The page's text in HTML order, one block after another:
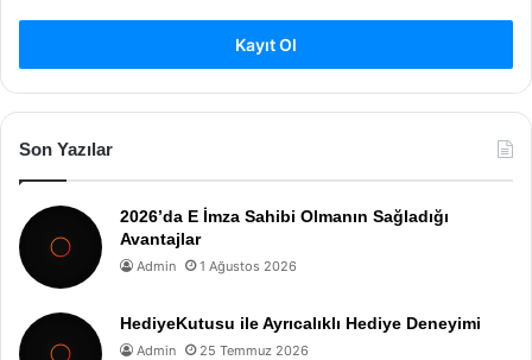
Kayıt Ol
Son Yazılar
2026’da E İmza Sahibi Olmanın Sağladığı
Avantajlar
Admin 1 Ağustos 2026
HediyeKutusu ile Ayrıcalıklı Hediye Deneyimi
Admin 25 Temmuz 2026